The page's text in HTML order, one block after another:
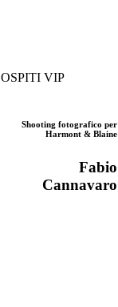
OSPITI VIP
Shooting fotografico per
Harmont & Blaine
Fabio
Cannavaro